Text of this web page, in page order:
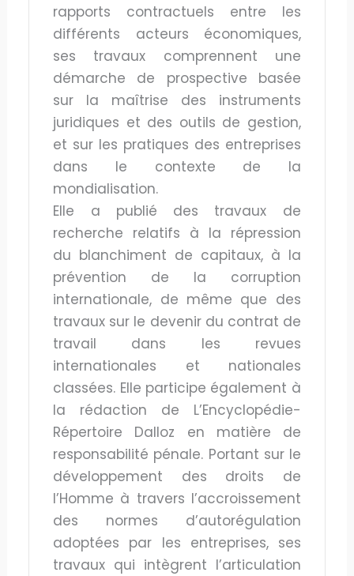
rapports contractuels entre les
différents acteurs économiques,
ses travaux comprennent une
démarche de prospective basée
sur la maîtrise des instruments
juridiques et des outils de gestion,
et sur les pratiques des entreprises
dans le contexte de la
mondialisation.
Elle a publié des travaux de
recherche relatifs à la répression
du blanchiment de capitaux, à la
prévention de la corruption
internationale, de même que des
travaux sur le devenir du contrat de
travail dans les revues
internationales et nationales
classées. Elle participe également à
la rédaction de L’Encyclopédie-
Répertoire Dalloz en matière de
responsabilité pénale. Portant sur le
développement des droits de
l’Homme à travers l’accroissement
des normes d’autorégulation
adoptées par les entreprises, ses
travaux qui intègrent l’articulation